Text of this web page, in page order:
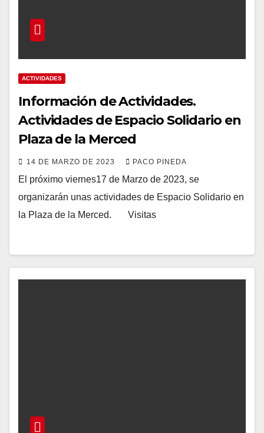
ACTIVIDADES
Información de Actividades.
Actividades de Espacio Solidario en
Plaza de la Merced
14 DE MARZO DE 2023 PACO PINEDA
El próximo viernes17 de Marzo de 2023, se
organizarán unas actividades de Espacio Solidario en
la Plaza de la Merced. Visitas